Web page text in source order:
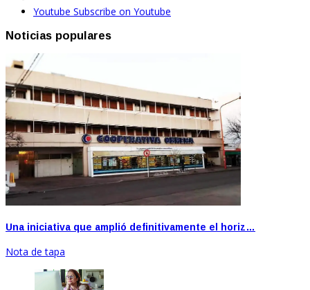
Youtube Subscribe on Youtube
Noticias populares
Una iniciativa que amplió definitivamente el horiz…
Nota de tapa